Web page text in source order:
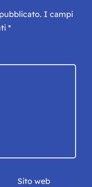
I campi
*
Sito web